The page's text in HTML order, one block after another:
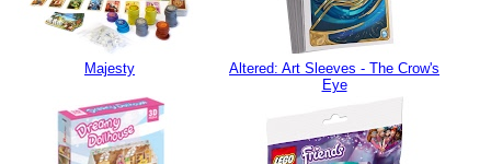
Majesty
Altered: Art Sleeves - The Crow's
Eye